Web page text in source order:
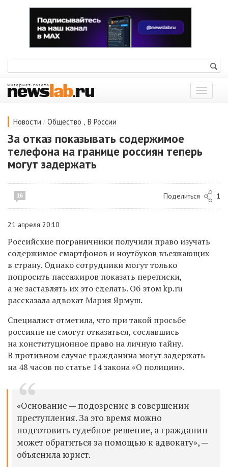
Показать
меню
Новости / Общество , В России
За отказ показывать содержимое
телефона на границе россиян теперь
могут задержать
16 Поделиться 1
21 апреля 20:10
Российские пограничники получили право изучать
содержимое смартфонов и ноутбуков въезжающих
в страну. Однако сотрудники могут только
попросить пассажиров показать переписки,
а не заставлять их это сделать. Об этомkp.ru
рассказала адвокат Мария Ярмуш.
Специалист отметила, что при такой просьбе
россияне не смогут отказаться, сославшись
на конституционное право на личную тайну.
В противном случае гражданина могут задержать
на 48 часов по статье 14 закона «О полиции».
«Основание — подозрение в совершении
преступления. За это время можно
подготовить судебное решение, а гражданин
может обратиться за помощью к адвокату», —
объяснила юрист.